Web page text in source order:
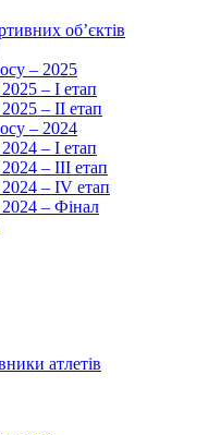
об’єктів
– 2025
– I етап
– II етап
– 2024
– I етап
– III етап
– IV етап
– Фінал
атлетів